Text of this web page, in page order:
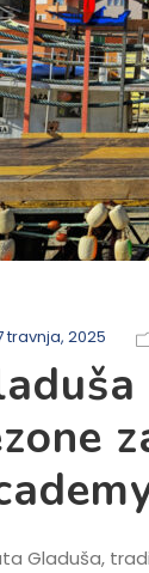
travnja, 2025
Gladuša,